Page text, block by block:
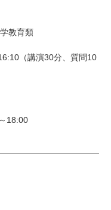
教育類
（講演30分、質問10
18:00